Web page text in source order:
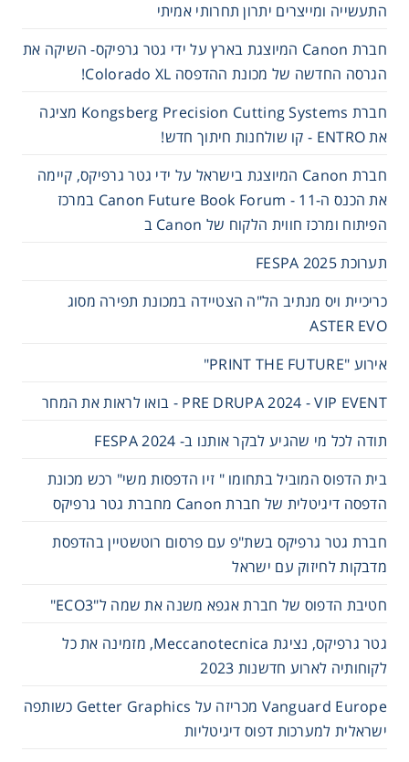
התעשייה ומייצרים יתרון תחרותי אמיתי
חברת Canon המיוצגת בארץ על ידי גטר גרפיקס- השיקה את
הגרסה החדשה של מכונת ההדפסה Colorado XL!
חברת Kongsberg Precision Cutting Systems מציגה
את ENTRO - קו שולחנות חיתוך חדש!
חברת Canon המיוצגת בישראל על ידי גטר גרפיקס, קיימה
את הכנס ה-11 - Canon Future Book Forum במרכז
הפיתוח ומרכז חווית הלקוח של Canon ב
תערוכת FESPA 2025
כריכיית ויס מנתיב הל"ה הצטיידה במכונת תפירה מסוג
ASTER EVO
אירוע "PRINT THE FUTURE"
PRE DRUPA 2024 - VIP EVENT - בואו לראות את המחר
תודה לכל מי שהגיע לבקר אותנו ב- 2024 FESPA
בית הדפוס המוביל בתחומו " זיו הדפסות משי" רכש מכונת
הדפסה דיגיטלית של חברת Canon מחברת גטר גרפיקס
חברת גטר גרפיקס בשת"פ עם פרסום רוטשטיין בהדפסת
מדבקות לחיזוק עם ישראל
חטיבת הדפוס של חברת אגפא משנה את שמה ל"ECO3"
גטר גרפיקס, נציגת Meccanotecnica, מזמינה את כל
לקוחותיה לארוע חדשנות 2023
Vanguard Europe מכריזה על Getter Graphics כשותפה
ישראלית למערכות דפוס דיגיטליות